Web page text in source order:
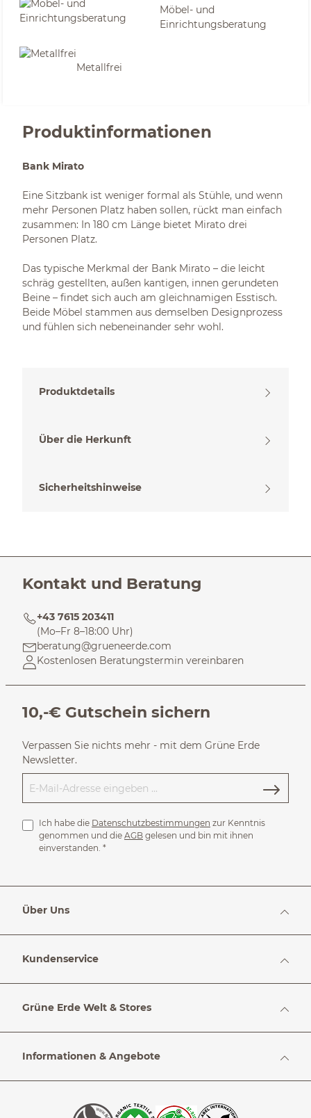
Möbel- und
Einrichtungsberatung
Metallfrei
Produktinformationen
Bank Mirato
Eine Sitzbank ist weniger formal als Stühle, und wenn
mehr Personen Platz haben sollen, rückt man einfach
zusammen: In 180 cm Länge bietet Mirato drei
Personen Platz.
Das typische Merkmal der Bank Mirato – die leicht
schräg gestellten, außen kantigen, innen gerundeten
Beine – findet sich auch am gleichnamigen Esstisch.
Beide Möbel stammen aus demselben Designprozess
und fühlen sich nebeneinander sehr wohl.
Produktdetails
Über die Herkunft
Sicherheitshinweise
Kontakt und Beratung
+43 7615 203411
(Mo–Fr 8–18:00 Uhr)
beratung@grueneerde.com
Kostenlosen Beratungstermin vereinbaren
10,-€ Gutschein sichern
Verpassen Sie nichts mehr - mit dem Grüne Erde
Newsletter.
Ich habe die Datenschutzbestimmungen zur Kenntnis
genommen und die AGB gelesen und bin mit ihnen
einverstanden. *
Über Uns
Kundenservice
Grüne Erde Welt & Stores
Informationen & Angebote